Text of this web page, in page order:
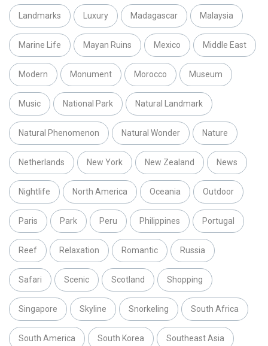
Landmarks Luxury Madagascar Malaysia
Marine Life Mayan Ruins Mexico Middle East
Modern Monument Morocco Museum
Music National Park Natural Landmark
Natural Phenomenon Natural Wonder Nature
Netherlands New York New Zealand News
Nightlife North America Oceania Outdoor
Paris Park Peru Philippines Portugal
Reef Relaxation Romantic Russia
Safari Scenic Scotland Shopping
Singapore Skyline Snorkeling South Africa
South America South Korea Southeast Asia